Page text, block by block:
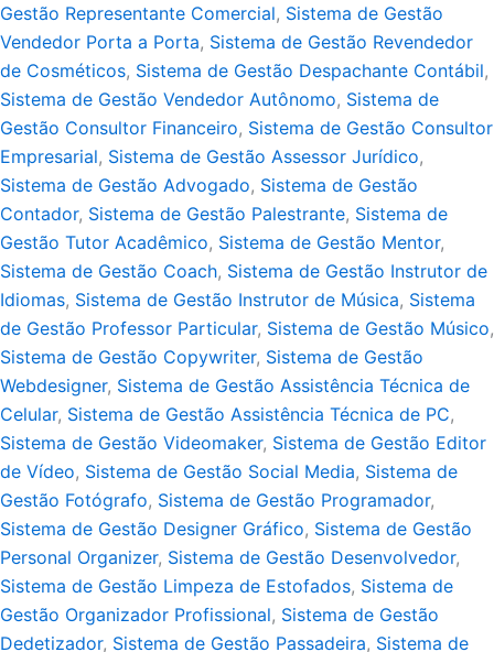
Gestão Representante Comercial, Sistema de Gestão
Vendedor Porta a Porta, Sistema de Gestão Revendedor
de Cosméticos, Sistema de Gestão Despachante Contábil,
Sistema de Gestão Vendedor Autônomo, Sistema de
Gestão Consultor Financeiro, Sistema de Gestão Consultor
Empresarial, Sistema de Gestão Assessor Jurídico,
Sistema de Gestão Advogado, Sistema de Gestão
Contador, Sistema de Gestão Palestrante, Sistema de
Gestão Tutor Acadêmico, Sistema de Gestão Mentor,
Sistema de Gestão Coach, Sistema de Gestão Instrutor de
Idiomas, Sistema de Gestão Instrutor de Música, Sistema
de Gestão Professor Particular, Sistema de Gestão Músico,
Sistema de Gestão Copywriter, Sistema de Gestão
Webdesigner, Sistema de Gestão Assistência Técnica de
Celular, Sistema de Gestão Assistência Técnica de PC,
Sistema de Gestão Videomaker, Sistema de Gestão Editor
de Vídeo, Sistema de Gestão Social Media, Sistema de
Gestão Fotógrafo, Sistema de Gestão Programador,
Sistema de Gestão Designer Gráfico, Sistema de Gestão
Personal Organizer, Sistema de Gestão Desenvolvedor,
Sistema de Gestão Limpeza de Estofados, Sistema de
Gestão Organizador Profissional, Sistema de Gestão
Dedetizador, Sistema de Gestão Passadeira, Sistema de